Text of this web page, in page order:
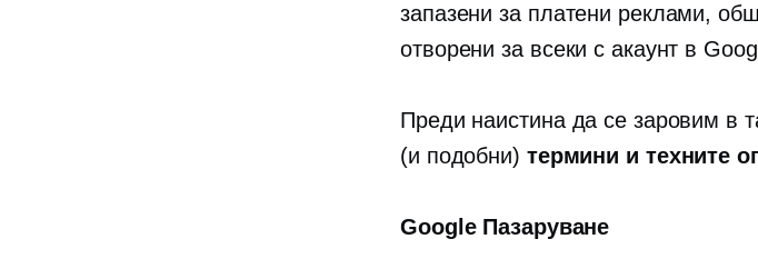
запазени за платени реклами,
отворени за всеки с акаунт в
Преди наистина да се заровим в
(и подобни) термини и техните
Google Пазаруване